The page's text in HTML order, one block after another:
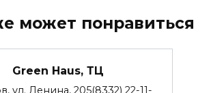
может понравиться
Green Haus, ТЦ
ул. Ленина, 205(8332) 22-11-